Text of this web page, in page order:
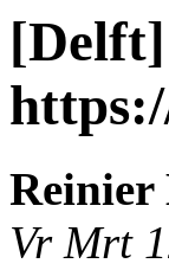
Reinier
Vr Mrt